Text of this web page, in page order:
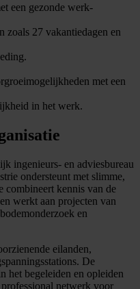
een gezonde werk-
zoals 27 vakantiedagen en
met een
in het werk.
ingenieurs- en adviesbureau
ondersteunt met slimme,
combineert kennis van de
werkt aan projecten van
en
eilanden,
De
het begeleiden en opleiden
netwerk voor